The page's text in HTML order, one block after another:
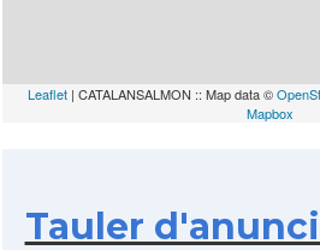
Leaflet | CATALANSALMON :: Map data ©
Mapbox
Tauler